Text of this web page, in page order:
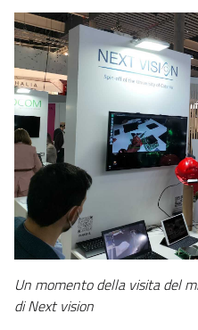
Un momento della visita del
di Next vision